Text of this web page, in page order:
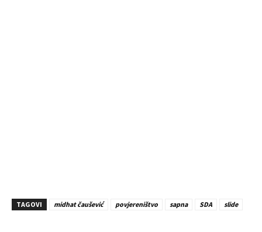
TAGOVI midhat čaušević povjereništvo sapna SDA slide